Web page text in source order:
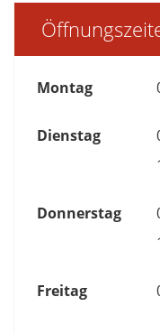
Montag
Dienstag
Donnerstag
Freitag